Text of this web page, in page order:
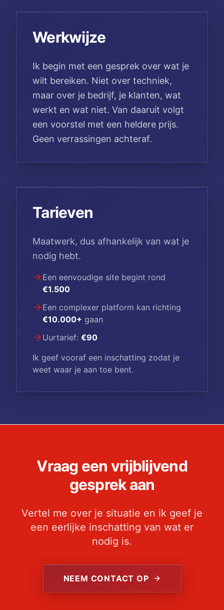
Werkwijze
Ik begin met een gesprek over wat je
wilt bereiken. Niet over techniek,
maar over je bedrijf, je klanten, wat
werkt en wat niet. Van daaruit volgt
een voorstel met een heldere prijs.
Geen verrassingen achteraf.
Tarieven
Maatwerk, dus afhankelijk van wat je
nodig hebt.
Een eenvoudige site begint rond
€1.500
Een complexer platform kan richting
€10.000+ gaan
Uurtarief: €90
Ik geef vooraf een inschatting zodat je
weet waar je aan toe bent.
Vraag een vrijblijvend
gesprek aan
Vertel me over je situatie en ik geef je
een eerlijke inschatting van wat er
nodig is.
NEEM CONTACT OP